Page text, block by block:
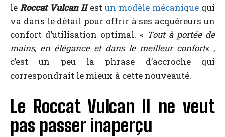
leRoccat Vulcan II est un modèle mécaniquequi
va dans le détail pour offrir à ses acquéreurs un
confort d’utilisation optimal. « Tout à portée de
mains, en élégance et dans le meilleur confort« ,
c’est un peu la phrase d’accroche qui
correspondrait le mieux à cette nouveauté.
Le Roccat Vulcan II ne veut
pas passer inaperçu